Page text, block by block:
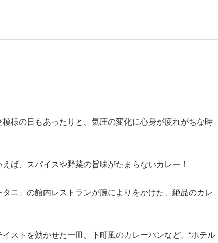
様の日もあったりと、気圧の変化に心身が疲れがちな時
ば、スパイスや野菜の旨味がたまらないカレー！
ニ」の館内レストランが腕によりをかけた、絶品のカレ
ストを効かせた一皿、下町風のカレーパンなど、“ホテル